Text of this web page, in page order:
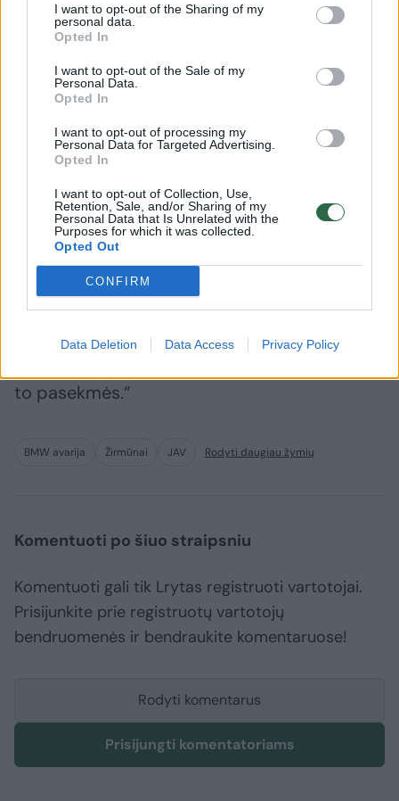
I want to opt-out of the Sharing of my
personal data.
Opted In
I want to opt-out of the Sale of my
Personal Data.
Opted In
I want to opt-out of processing my
Personal Data for Targeted Advertising.
Opted In
I want to opt-out of Collection, Use,
Retention, Sale, and/or Sharing of my
Personal Data that Is Unrelated with the
Purposes for which it was collected.
Opted Out
CONFIRM
Data Deletion Data Access Privacy Policy
„Netflix“ platformoje pasirodžiusioje
dokumentikoje naudojami policijos pareigūnų
kūno kamerų įrašai, stebėjimo kamerų
vaizdai, socialinių tinklų medžiaga bei interviu
kitais su byla susijusiais asmenimis. Filme
pirmą kartą viešai apie tragediją prabilo ir
pati Mackenzie Shirilla.
„Manau, tai turbūt pats baisiausias dalykas,
kuris gali nutikti tėvams, – sako režisierius
Garethas Johnsonas. – Šis filmas yra tarsi
perspėjimas, kas gali nutikti, kai viskas ima
to pasekmės.“
BMW avarija Žirmūnai JAV Rodyti daugiau žymių
Komentuoti po šiuo straipsniu
Komentuoti gali tik Lrytas registruoti vartotojai.
Prisijunkite prie registruotų vartotojų
bendruomenės ir bendraukite komentaruose!
Rodyti komentarus
Prisijungti komentatoriams